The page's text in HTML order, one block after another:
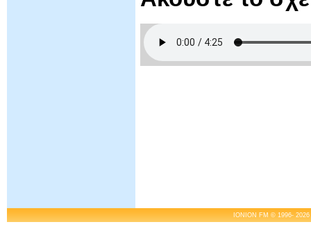
IONION FM © 1996-